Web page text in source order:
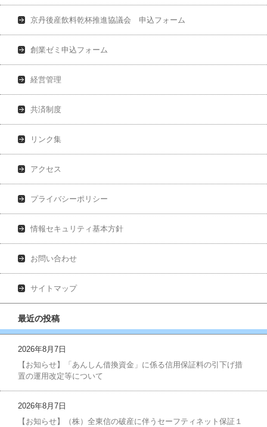
京丹後産飲料乾杯推進協議会 申込フォーム
創業ゼミ申込フォーム
経営管理
共済制度
リンク集
アクセス
プライバシーポリシー
情報セキュリティ基本方針
お問い合わせ
サイトマップ
最近の投稿
2026年8月7日
【お知らせ】「あんしん借換資金」に係る信用保証料の引下げ措
置の運用改定等について
2026年8月7日
【お知らせ】（株）全東信の破産に伴うセーフティネット保証１